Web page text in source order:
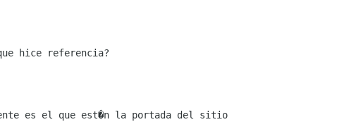
hice referencia?
es el que est�n la portada del sitio